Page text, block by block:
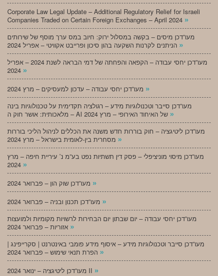
Corporate Law Legal Update – Additional Regulatory Relief for Israeli
Companies Traded on Certain Foreign Exchanges – April 2024 »
מעו”דכן מיסים – בקשה במסלול ירוק: חיוב במס ערך מוסף של שירותים
»
מעו”דכן יחסי עבודה – הקפאה והפחתה של דמי הבראה לשנת 2024 – אפריל
»
»
מעו”דכן סייבר וטכנולוגיות מידע – רגולציה תקדימית על טכנולוגיות בינה
»
מעו”דכן ליטיגציה – חוק בוררות חדש משנה את הכללים לניהול הליכי בוררות
»
מעו”דכן מיסוי מוניציפלי – פסק דין תשתיות נפט בע”מ נ’ עיריית חיפה – מרץ
»
»
»
מעו”דכן יחסי עבודה – יום שבתון יום הבחירות לרשויות מקומיות ולמועצות
»
מעו”דכן סייבר וטכנולוגיות מידע – איסוף מידע פומבי באינטרנט | סקרייפינג |
»
מעו”דכן ליטיגציה – ינואר 2024 II »